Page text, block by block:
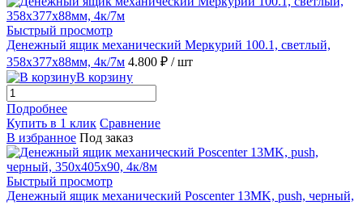
Быстрый просмотр
Денежный ящик механический Меркурий 100.1, светлый,
358х377х88мм, 4к/7м 4.800 ₽ / шт
В корзину
Подробнее
Купить в 1 клик Сравнение
В избранное Под заказ
Быстрый просмотр
Денежный ящик механический Poscenter 13МK, push, черный,